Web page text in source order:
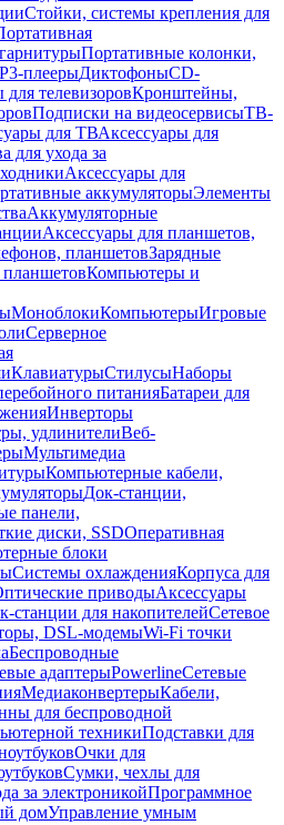
Стойки, системы крепления для
Портативные колонки,
плеерыДиктофоныCD-
для телевизоровКронштейны,
Подписки на видеосервисыТВ-
для ТВАксессуары для
для ухода за
Аксессуары для
аккумуляторыЭлементы
Аккумуляторные
Аксессуары для планшетов,
планшетовЗарядные
планшетовКомпьютеры и
МоноблокиКомпьютерыИгровые
Серверное
КлавиатурыСтилусыНаборы
питанияБатареи для
Инверторы
удлинителиВеб-
Мультимедиа
Компьютерные кабели,
Док-станции,
панели,
диски, SSDОперативная
блоки
Системы охлажденияКорпуса для
приводыАксессуары
станции для накопителейСетевое
DSL-модемыWi-Fi точки
Беспроводные
адаптерыPowerlineСетевые
МедиаконвертерыКабели,
для беспроводной
техникиПодставки для
Очки для
Сумки, чехлы для
за электроникойПрограммное
домУправление умным